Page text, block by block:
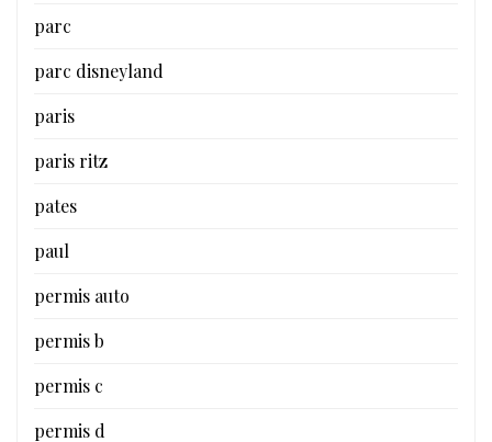
parc
parc disneyland
paris
paris ritz
pates
paul
permis auto
permis b
permis c
permis d